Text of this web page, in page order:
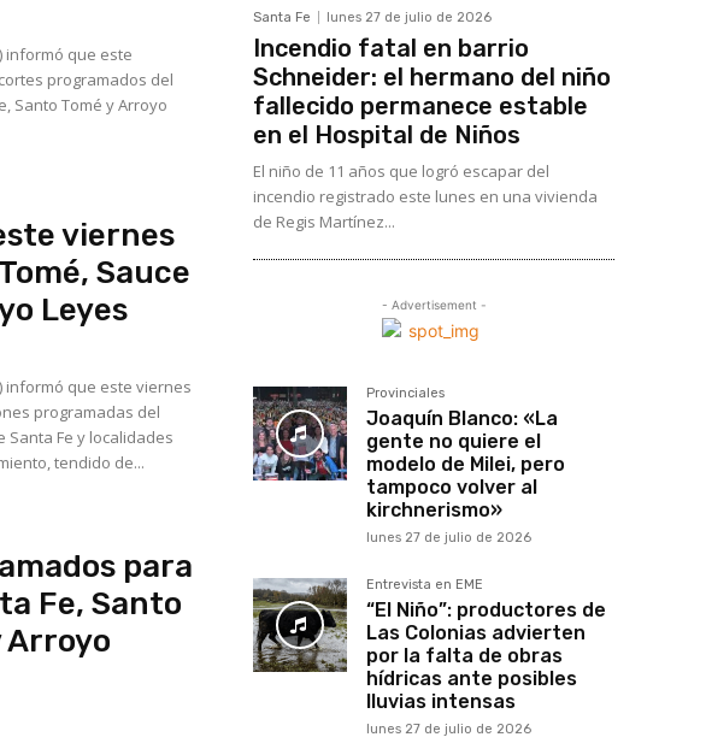
informó que este
programados del
Santo Tomé y Arroyo
viernes
Sauce
Leyes
informó que este viernes
programadas del
Fe y localidades
tendido de...
para
Fe, Santo
Arroyo
Santa Fe lunes 27 de julio de 2026
Incendio fatal en barrio
Schneider: el hermano del niño
fallecido permanece estable
en el Hospital de Niños
El niño de 11 años que logró escapar del
incendio registrado este lunes en una vivienda
de Regis Martínez...
- Advertisement -
Provinciales
Joaquín Blanco: «La
gente no quiere el
modelo de Milei, pero
tampoco volver al
kirchnerismo»
lunes 27 de julio de 2026
Entrevista en EME
“El Niño”: productores de
Las Colonias advierten
por la falta de obras
hídricas ante posibles
lluvias intensas
lunes 27 de julio de 2026